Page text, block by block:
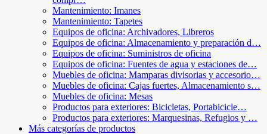
Mantenimiento: Imanes
Mantenimiento: Tapetes
Equipos de oficina: Archivadores, Libreros
Equipos de oficina: Almacenamiento y preparación d…
Equipos de oficina: Suministros de oficina
Equipos de oficina: Fuentes de agua y estaciones de…
Muebles de oficina: Mamparas divisorias y accesorio…
Muebles de oficina: Cajas fuertes, Almacenamiento s…
Muebles de oficina: Mesas
Productos para exteriores: Bicicletas, Portabicicle…
Productos para exteriores: Marquesinas, Refugios y …
Más categorías de productos